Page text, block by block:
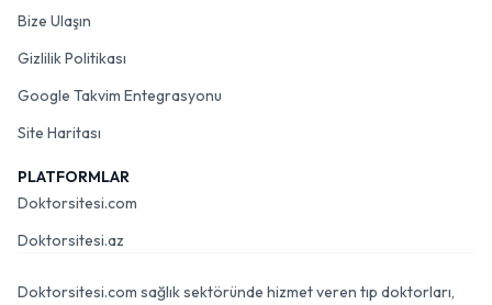
Bize Ulaşın
Gizlilik Politikası
Google Takvim Entegrasyonu
Site Haritası
PLATFORMLAR
Doktorsitesi.com
Doktorsitesi.az
Doktorsitesi.com sağlık sektöründe hizmet veren tıp doktorları,